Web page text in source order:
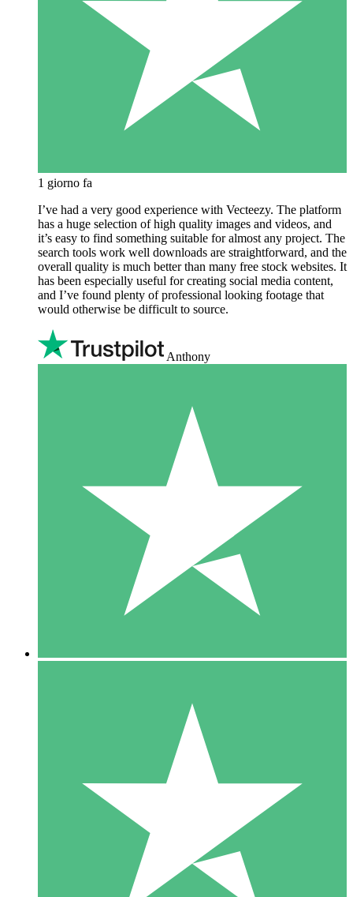
1 giorno fa
I’ve had a very good experience with Vecteezy. The platform
has a huge selection of high quality images and videos, and
it’s easy to find something suitable for almost any project. The
search tools work well downloads are straightforward, and the
overall quality is much better than many free stock websites. It
has been especially useful for creating social media content,
and I’ve found plenty of professional looking footage that
would otherwise be difficult to source.
Anthony